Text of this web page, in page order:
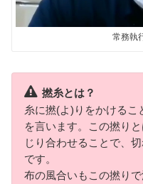
常務執
撚糸とは？
糸に撚(よ)りをかけるこ
を言います。この撚り
じり合わせることで、
です。
布の風合いもこの撚り